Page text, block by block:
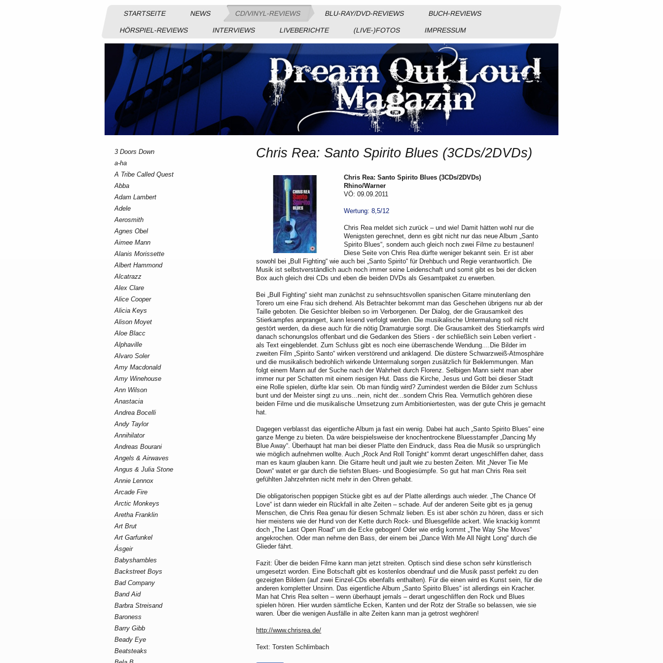
STARTSEITE NEWS CD/VINYL-REVIEWS BLU-RAY/DVD-REVIEWS BUCH-REVIEWS
HÖRSPIEL-REVIEWS INTERVIEWS LIVEBERICHTE (LIVE-)FOTOS IMPRESSUM
Chris Rea: Santo Spirito Blues (3CDs/2DVDs)
Chris Rea: Santo Spirito Blues (3CDs/2DVDs)
Rhino/Warner
VÖ: 09.09.2011
Wertung: 8,5/12
Chris Rea meldet sich zurück – und wie! Damit hätten wohl nur die
Wenigsten gerechnet, denn es gibt nicht nur das neue Album „Santo
Spirito Blues“, sondern auch gleich noch zwei Filme zu bestaunen!
Diese Seite von Chris Rea dürfte weniger bekannt sein. Er ist aber
sowohl bei „Bull Fighting“ wie auch bei „Santo Spirito“ für Drehbuch und Regie verantwortlich. Die
Musik ist selbstverständlich auch noch immer seine Leidenschaft und somit gibt es bei der dicken
Box auch gleich drei CDs und eben die beiden DVDs als Gesamtpaket zu erwerben.
Bei „Bull Fighting“ sieht man zunächst zu sehnsuchtsvollen spanischen Gitarre minutenlang den
Torero um eine Frau sich drehend. Als Betrachter bekommt man das Geschehen übrigens nur ab der
Taille geboten. Die Gesichter bleiben so im Verborgenen. Der Dialog, der die Grausamkeit des
Stierkampfes anprangert, kann lesend verfolgt werden. Die musikalische Untermalung soll nicht
gestört werden, da diese auch für die nötig Dramaturgie sorgt. Die Grausamkeit des Stierkampfs wird
danach schonungslos offenbart und die Gedanken des Stiers - der schließlich sein Leben verliert -
als Text eingeblendet. Zum Schluss gibt es noch eine überraschende Wendung....Die Bilder im
zweiten Film „Spirito Santo“ wirken verstörend und anklagend. Die düstere Schwarzweiß-Atmosphäre
und die musikalisch bedrohlich wirkende Untermalung sorgen zusätzlich für Beklemmungen. Man
folgt einem Mann auf der Suche nach der Wahrheit durch Florenz. Selbigen Mann sieht man aber
immer nur per Schatten mit einem riesigen Hut. Dass die Kirche, Jesus und Gott bei dieser Stadt
eine Rolle spielen, dürfte klar sein. Ob man fündig wird? Zumindest werden die Bilder zum Schluss
bunt und der Meister singt zu uns...nein, nicht der...sondern Chris Rea. Vermutlich gehören diese
beiden Filme und die musikalische Umsetzung zum Ambitioniertesten, was der gute Chris je gemacht
hat.
Dagegen verblasst das eigentliche Album ja fast ein wenig. Dabei hat auch „Santo Spirito Blues“ eine
ganze Menge zu bieten. Da wäre beispielsweise der knochentrockene Bluesstampfer „Dancing My
Blue Away“. Überhaupt hat man bei dieser Platte den Eindruck, dass Rea die Musik so ursprünglich
wie möglich aufnehmen wollte. Auch „Rock And Roll Tonight“ kommt derart ungeschliffen daher, dass
man es kaum glauben kann. Die Gitarre heult und jault wie zu besten Zeiten. Mit „Never Tie Me
Down“ watet er gar durch die tiefsten Blues- und Boogiesümpfe. So gut hat man Chris Rea seit
gefühlten Jahrzehnten nicht mehr in den Ohren gehabt.
Die obligatorischen poppigen Stücke gibt es auf der Platte allerdings auch wieder. „The Chance Of
Love“ ist dann wieder ein Rückfall in alte Zeiten – schade. Auf der anderen Seite gibt es ja genug
Menschen, die Chris Rea genau für diesen Schmalz lieben. Es ist aber schön zu hören, dass er sich
hier meistens wie der Hund von der Kette durch Rock- und Bluesgefilde ackert. Wie knackig kommt
doch „The Last Open Road“ um die Ecke gebogen! Oder wie erdig kommt „The Way She Moves“
angekrochen. Oder man nehme den Bass, der einem bei „Dance With Me All Night Long“ durch die
Glieder fährt.
Fazit: Über die beiden Filme kann man jetzt streiten. Optisch sind diese schon sehr künstlerisch
umgesetzt worden. Eine Botschaft gibt es kostenlos obendrauf und die Musik passt perfekt zu den
gezeigten Bildern (auf zwei Einzel-CDs ebenfalls enthalten). Für die einen wird es Kunst sein, für die
anderen kompletter Unsinn. Das eigentliche Album „Santo Spirito Blues“ ist allerdings ein Kracher.
Man hat Chris Rea selten – wenn überhaupt jemals – derart ungeschliffen den Rock und Blues
spielen hören. Hier wurden sämtliche Ecken, Kanten und der Rotz der Straße so belassen, wie sie
waren. Über die wenigen Ausfälle in alte Zeiten kann man ja getrost weghören!
http://www.chrisrea.de/
Text: Torsten Schlimbach
3 Doors Down
a-ha
A Tribe Called Quest
Abba
Adam Lambert
Adele
Aerosmith
Agnes Obel
Aimee Mann
Alanis Morissette
Albert Hammond
Alcatrazz
Alex Clare
Alice Cooper
Alicia Keys
Alison Moyet
Aloe Blacc
Alphaville
Alvaro Soler
Amy Macdonald
Amy Winehouse
Ann Wilson
Anastacia
Andrea Bocelli
Andy Taylor
Annihilator
Andreas Bourani
Angels & Airwaves
Angus & Julia Stone
Annie Lennox
Arcade Fire
Arctic Monkeys
Aretha Franklin
Art Brut
Art Garfunkel
Ásgeir
Babyshambles
Backstreet Boys
Bad Company
Band Aid
Barbra Streisand
Baroness
Barry Gibb
Beady Eye
Beatsteaks